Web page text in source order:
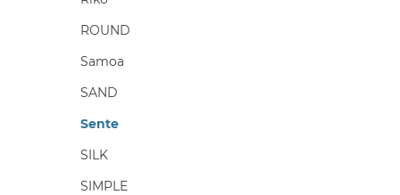
ROUND
Samoa
SAND
Sente
SILK
SIMPLE